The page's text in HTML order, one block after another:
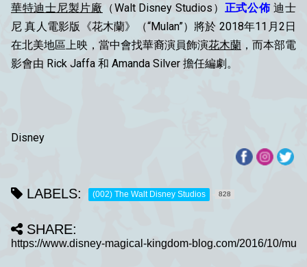
華特迪士尼製片廠 （Walt Disney Studios） 正式公佈迪士
尼 真人電影版《花木蘭》（“Mulan”）將於 2018年11月2日
在北美地區上映，當中會找華裔演員飾演花木蘭 ，而本部電
影會由 Rick Jaffa 和 Amanda Silver 擔任編劇。
Disney
LABELS: (002) The Walt Disney Studios 828
SHARE: